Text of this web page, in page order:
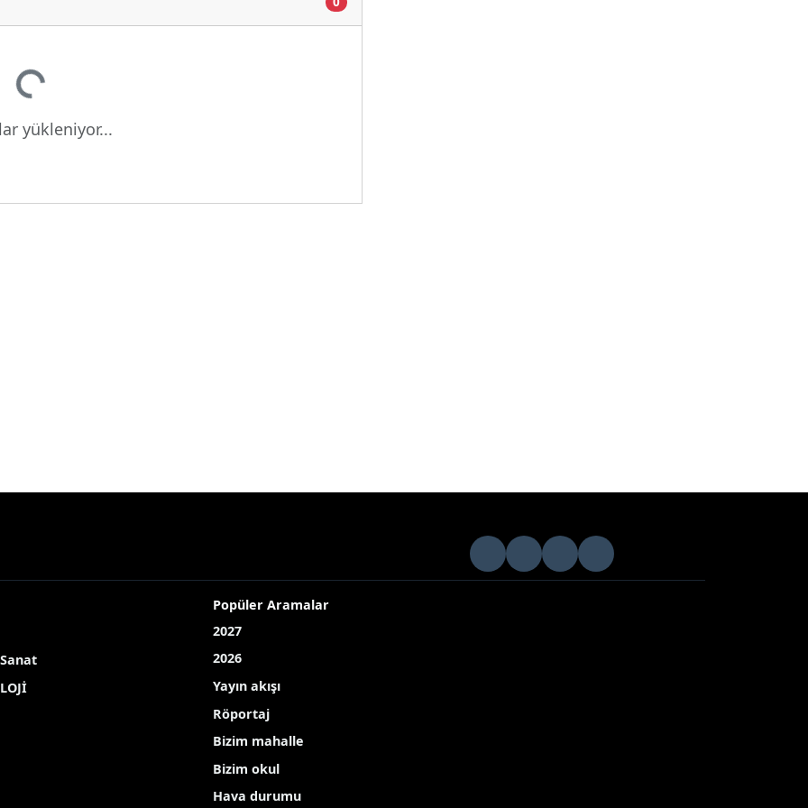
yükleniyor...
Popüler Aramalar
2027
2026
Yayın akışı
Röportaj
Bizim mahalle
Bizim okul
Hava durumu